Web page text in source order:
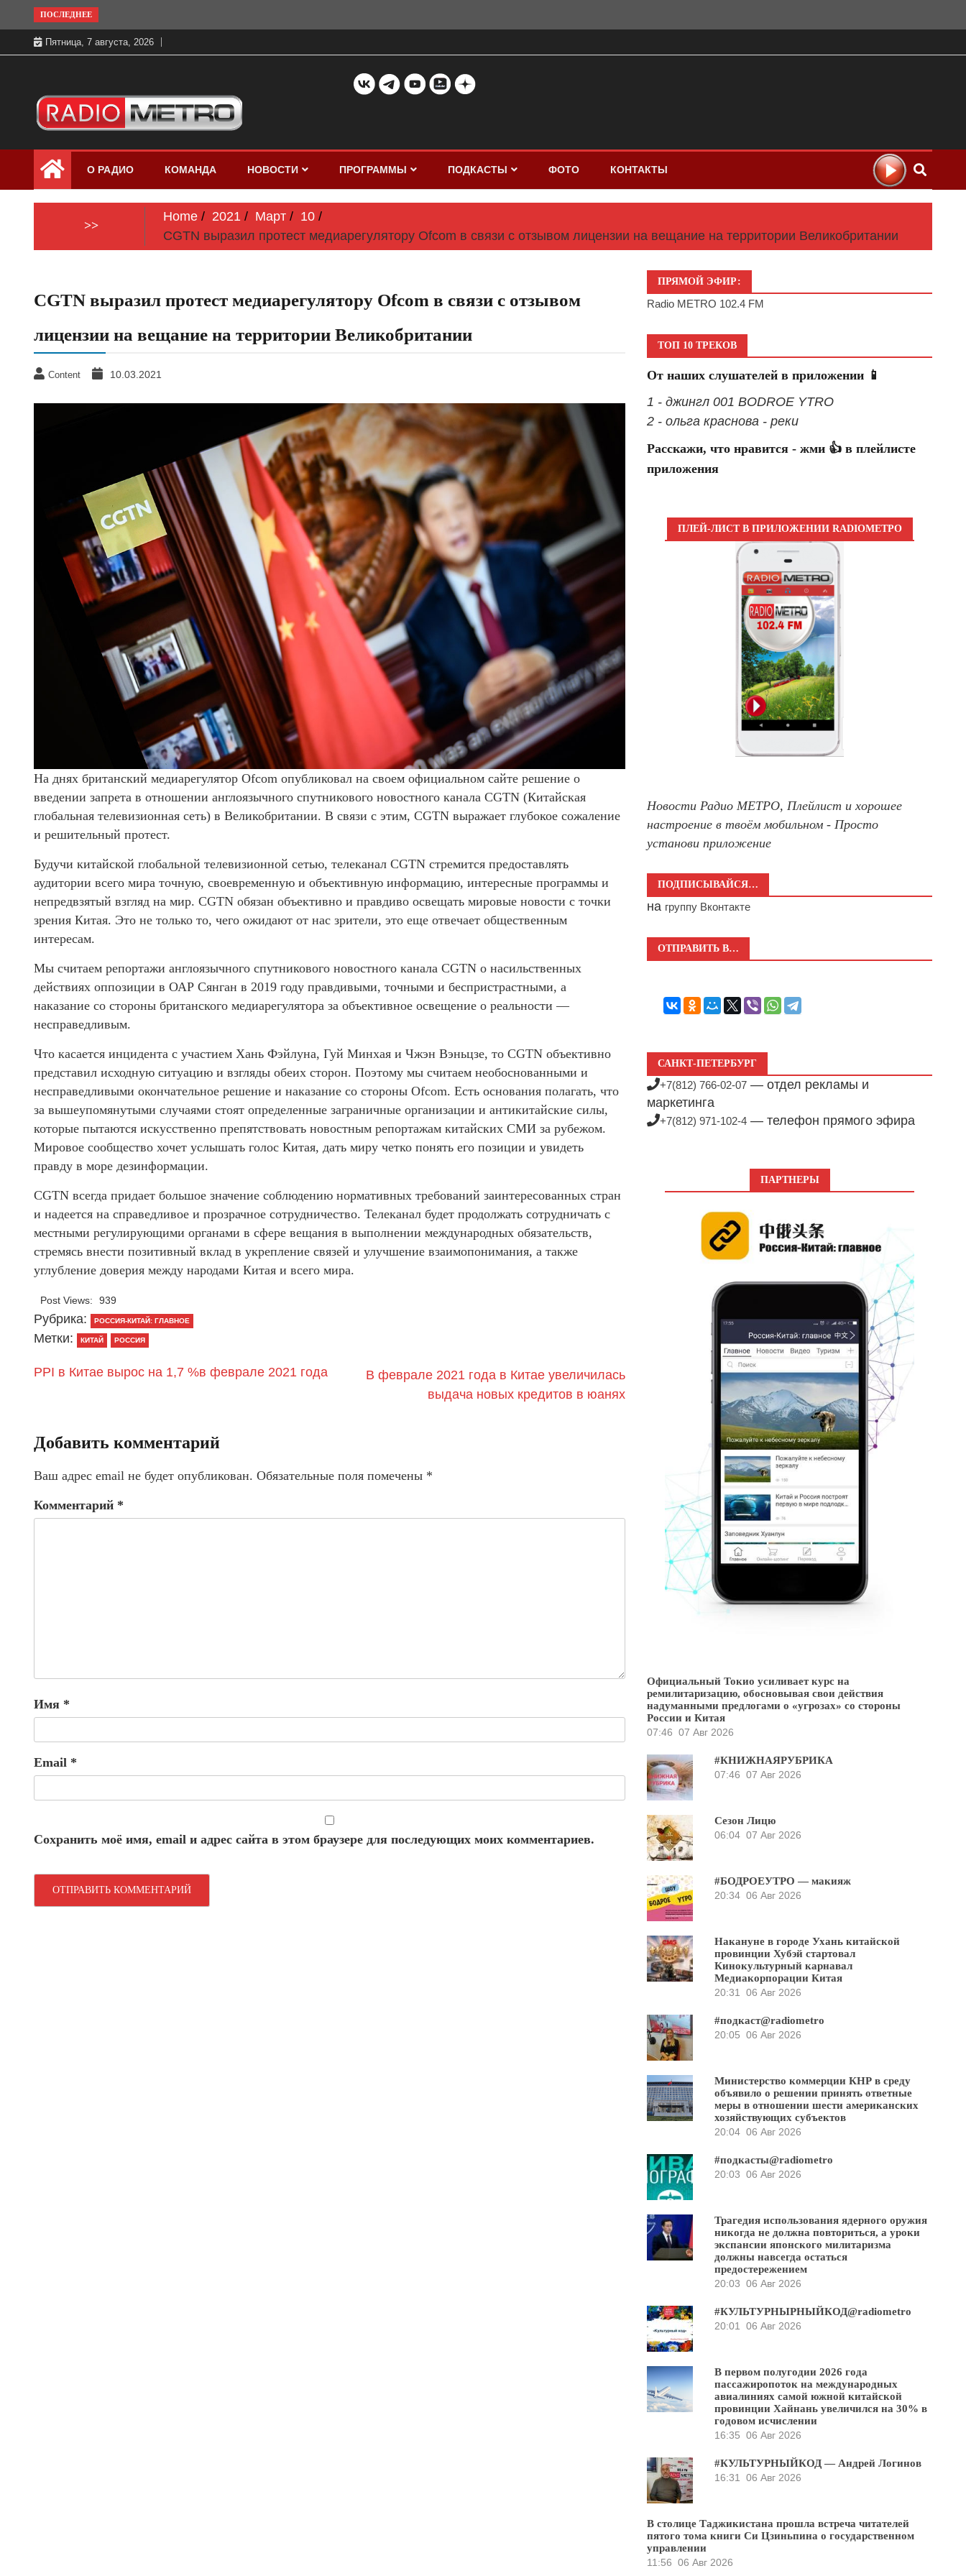
to
content
ПОСЛЕДНЕЕ
Пятница, 7 августа, 2026
Радио МЕТРО
бесплатно в хорошем качестве Санкт-
Петербург и Россия
О РАДИО КОМАНДА НОВОСТИ ПРОГРАММЫ ПОДКАСТЫ ФОТО КОНТАКТЫ
>>
Home 2021 Март
10
CGTN выразил протест медиарегулятору Ofcom в связи с отзывом лицензии на вещание на территории Великобритании
CGTN выразил протест медиарегулятору Ofcom в связи с отзывом
лицензии на вещание на территории Великобритании
Content 10.03.2021
На днях британский медиарегулятор Ofcom опубликовал на своем официальном сайте решение о
введении запрета в отношении англоязычного спутникового новостного канала CGTN (Китайская
глобальная телевизионная сеть) в Великобритании. В связи с этим, CGTN выражает глубокое сожаление
и решительный протест.
Будучи китайской глобальной телевизионной сетью, телеканал CGTN стремится предоставлять
аудитории всего мира точную, своевременную и объективную информацию, интересные программы и
непредвзятый взгляд на мир. CGTN обязан объективно и правдиво освещать мировые новости с точки
зрения Китая. Это не только то, чего ожидают от нас зрители, это еще отвечает общественным
интересам.
Мы считаем репортажи англоязычного спутникового новостного канала CGTN о насильственных
действиях оппозиции в ОАР Сянган в 2019 году правдивыми, точными и беспристрастными, а
наказание со стороны британского медиарегулятора за объективное освещение о реальности —
несправедливым.
Что касается инцидента с участием Хань Фэйлуна, Гуй Минхая и Чжэн Вэньцзе, то CGTN объективно
представил исходную ситуацию и взгляды обеих сторон. Поэтому мы считаем необоснованными и
несправедливыми окончательное решение и наказание со стороны Ofcom. Есть основания полагать, что
за вышеупомянутыми случаями стоят определенные заграничные организации и антикитайские силы,
которые пытаются искусственно препятствовать новостным репортажам китайских СМИ за рубежом.
Мировое сообщество хочет услышать голос Китая, дать миру четко понять его позиции и увидеть
правду в море дезинформации.
CGTN всегда придает большое значение соблюдению нормативных требований заинтересованных стран
и надеется на справедливое и прозрачное сотрудничество. Телеканал будет продолжать сотрудничать с
местными регулирующими органами в сфере вещания в выполнении международных обязательств,
стремясь внести позитивный вклад в укрепление связей и улучшение взаимопонимания, а также
углубление доверия между народами Китая и всего мира.
Post Views: 939
Рубрика: РОССИЯ-КИТАЙ: ГЛАВНОЕ
Метки: КИТАЙ РОССИЯ
PPI в Китае вырос на 1,7 %в феврале 2021 года
В феврале 2021 года в Китае увеличилась
выдача новых кредитов в юанях
Добавить комментарий
Ваш адрес email не будет опубликован. Обязательные поля помечены *
Комментарий *
Имя *
Email *
Сохранить моё имя, email и адрес сайта в этом браузере для последующих моих комментариев.
ПРЯМОЙ ЭФИР:
Radio METRO 102.4 FM
ТОП 10 ТРЕКОВ
От наших слушателей в приложении 📱
1 - джингл 001 BODROE YTRO
2 - ольга краснова - реки
Расскажи, что нравится - жми 👍 в плейлисте
приложения
ПЛЕЙ-ЛИСТ В ПРИЛОЖЕНИИ RADIOМЕТРО
Новости Радио МЕТРО, Плейлист и хорошее
настроение в твоём мобильном - Просто
установи приложение
ПОДПИСЫВАЙСЯ…
на группу Вконтакте
ОТПРАВИТЬ В…
САНКТ-ПЕТЕРБУРГ
+7(812) 766-02-07 — отдел рекламы и
маркетинга
+7(812) 971-102-4 — телефон прямого эфира
ПАРТНЕРЫ
Официальный Токио усиливает курс на
ремилитаризацию, обосновывая свои действия
надуманными предлогами о «угрозах» со стороны
России и Китая
07:46 07 Авг 2026
#КНИЖНАЯРУБРИКА
07:46 07 Авг 2026
Сезон Лицю
06:04 07 Авг 2026
#БОДРОЕУТРО — макияж
20:34 06 Авг 2026
Накануне в городе Ухань китайской
провинции Хубэй стартовал
Кинокультурный карнавал
Медиакорпорации Китая
20:31
06 Авг 2026
#подкаст@radiometro
20:05 06 Авг 2026
Министерство коммерции КНР в среду
объявило о решении принять ответные
меры в отношении шести американских
хозяйствующих субъектов
20:04 06 Авг 2026
#подкасты@radiometro
20:03 06 Авг 2026
Трагедия использования ядерного оружия
никогда не должна повториться, а уроки
экспансии японского милитаризма
должны навсегда остаться
предостережением
20:03 06 Авг 2026
#КУЛЬТУРНЫРНЫЙКОД@radiometro
20:01
06 Авг 2026
В первом полугодии 2026 года
пассажиропоток на международных
авиалиниях самой южной китайской
провинции Хайнань увеличился на 30% в
годовом исчислении
16:35 06 Авг 2026
#КУЛЬТУРНЫЙКОД — Андрей Логинов
16:31
06 Авг 2026
В столице Таджикистана прошла встреча читателей
пятого тома книги Си Цзиньпина о государственном
управлении
11:56 06 Авг 2026